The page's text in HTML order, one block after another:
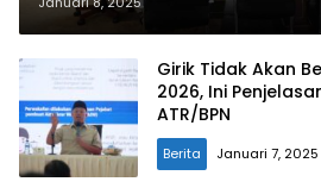
Girik Tidak Akan
2026, Ini
ATR/BPN
Berita Januari 7, 2025